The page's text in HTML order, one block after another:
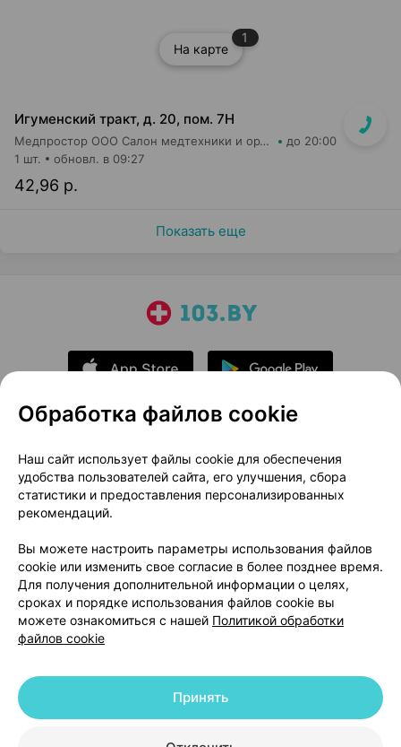
На карте
1
Игуменский тракт, д. 20, пом. 7Н
Медпростор ООО Салон медтехники и ортопедии №4 до 20:00
42,96 р.
1 шт. обновл. в 09:27
Показать еще
О проекте
Новости проекта
Размещение рекламы
Медицинский маркетинг
Публичный договор
Доставка
Способы оплаты
Вакансии
Партнеры
Написать руководителю 103.by
Написать в поддержку
Персональные настройки Cookie
© 2026 ООО «Артокс Лаб», УНП 191700409 | 220012, Республика Беларусь,
+375 291212755
Обработка файлов cookie
Наш сайт использует файлы cookie для обеспечения
удобства пользователей сайта, его улучшения, сбора
статистики и предоставления персонализированных
рекомендаций.
Вы можете настроить параметры использования файлов
cookie или изменить свое согласие в более позднее время.
Для получения дополнительной информации о целях,
сроках и порядке использования файлов cookie вы
можете ознакомиться с нашей Политикой обработки
файлов cookie
Принять